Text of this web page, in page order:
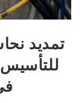
تمديد